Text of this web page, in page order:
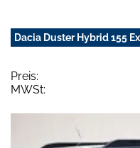
Dacia Duster Hybrid 155
Preis:
MWSt: